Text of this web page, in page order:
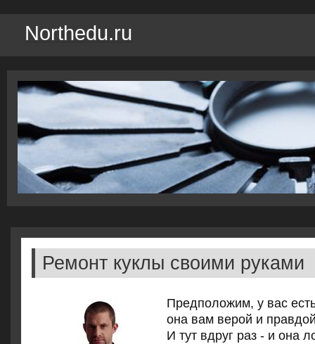
Northedu.ru
Ремонт куклы своими руками
Предполοжим, у вас
она вам верой и
И тут вдруг раз - и она